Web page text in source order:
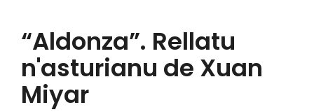
“Aldonza”. Rellatu
n'asturianu de Xuan
Miyar